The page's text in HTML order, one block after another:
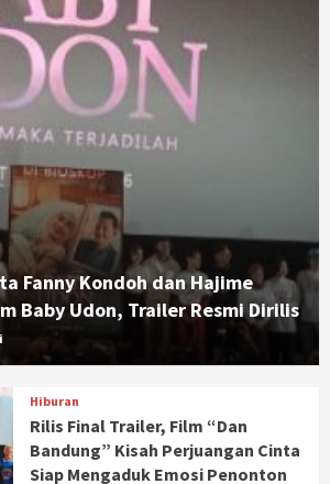
Fanny Kondoh dan Hajime
Baby Udon, Trailer Resmi Dirilis
Hiburan
Rilis Final Trailer, Film “Dan
Bandung” Kisah Perjuangan Cinta
Siap Mengaduk Emosi Penonton